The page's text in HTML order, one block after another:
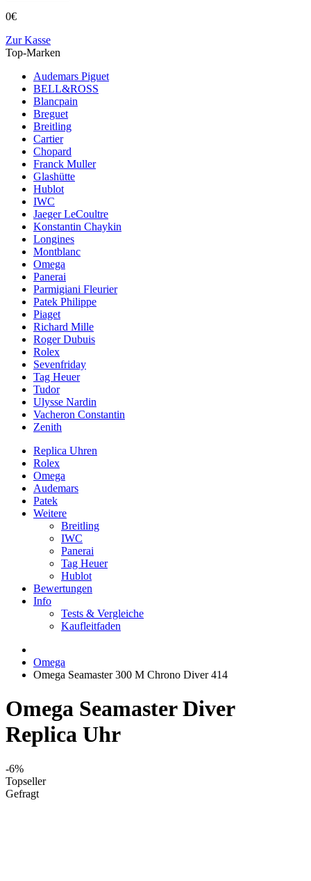
0€
Zur Kasse
Top-Marken
Audemars Piguet
BELL&ROSS
Blancpain
Breguet
Breitling
Cartier
Chopard
Franck Muller
Glashütte
Hublot
IWC
Jaeger LeCoultre
Konstantin Chaykin
Longines
Montblanc
Omega
Panerai
Parmigiani Fleurier
Patek Philippe
Piaget
Richard Mille
Roger Dubuis
Rolex
Sevenfriday
Tag Heuer
Tudor
Ulysse Nardin
Vacheron Constantin
Zenith
Replica Uhren
Rolex
Omega
Audemars
Patek
Weitere
Breitling
IWC
Panerai
Tag Heuer
Hublot
Bewertungen
Info
Tests & Vergleiche
Kaufleitfaden
Omega
Omega Seamaster 300 M Chrono Diver 414
Omega Seamaster Diver
Replica Uhr
-6%
Topseller
Gefragt